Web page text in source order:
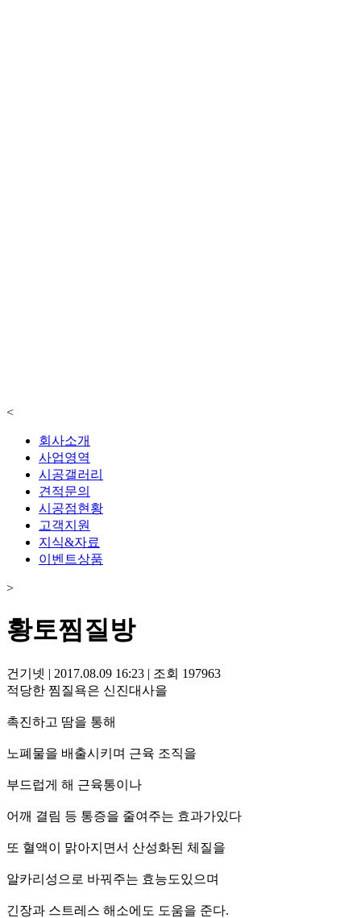
<
회사소개
사업영역
시공갤러리
견적문의
시공점현황
고객지원
지식&자료
이벤트상품
>
황토찜질방
건기넷 | 2017.08.09 16:23 | 조회 197963
적당한 찜질욕은 신진대사을
촉진하고 땀을 통해
노폐물을 배출시키며 근육 조직을
부드럽게 해 근육통이나
어깨 결림 등 통증을 줄여주는 효과가있다
또 혈액이 맑아지면서 산성화된 체질을
알카리성으로 바꿔주는 효능도있으며
긴장과 스트레스 해소에도 도움을 준다.